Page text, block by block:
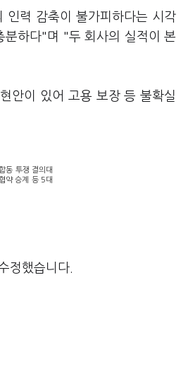
인력 감축이 불가피하다는 시각
분하다"며 "두 회사의 실적이 본
안이 있어 고용 보장 등 불확실
동 투쟁 결의대
약 승계 등 5대
정했습니다.